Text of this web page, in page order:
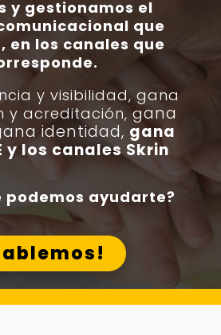
y gestionamos el
que
en los canales que
y visibilidad, gana
y acreditación, gana
identidad, gana
y los canales Skrin
podemos ayudarte?